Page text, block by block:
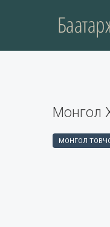
Монгол
МОНГОЛ